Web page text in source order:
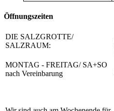
Öffnungszeiten
DIE SALZGROTTE/
SALZRAUM:
MONTAG - FREITAG/ SA+SO
nach Vereinbarung